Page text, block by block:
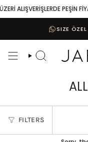
Skip
to
ALIŞVERİŞLERDE PEŞİN
SIZE ÖZEL
Search
FILTERS